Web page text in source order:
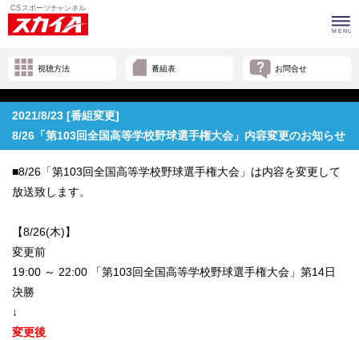
視聴方法 番組表 お問合せ
2021/8/23 [番組変更]
8/26「第103回全国高等学校野球選手権大会」内容変更のお知らせ
■8/26「第103回全国高等学校野球選手権大会」は内容を変更して
放送致します。
【8/26(木)】
変更前
19:00 ～ 22:00 「第103回全国高等学校野球選手権大会」第14日
決勝
↓
変更後